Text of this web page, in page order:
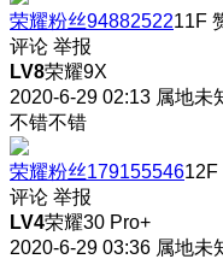
荣耀粉丝9488252211F
评论 举报
LV8荣耀9X
2020-6-29 02:13 属地未
不错不错
荣耀粉丝17915554612F
评论 举报
LV4荣耀30 Pro+
2020-6-29 03:36 属地未